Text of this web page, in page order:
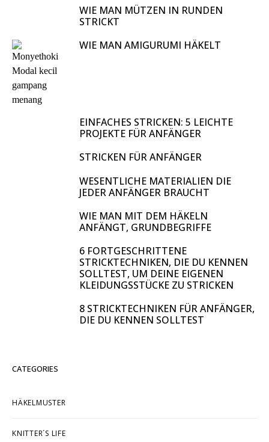
WIE MAN MÜTZEN IN RUNDEN
STRICKT
WIE MAN AMIGURUMI HÄKELT
EINFACHES STRICKEN: 5 LEICHTE
PROJEKTE FÜR ANFÄNGER
STRICKEN FÜR ANFÄNGER
WESENTLICHE MATERIALIEN DIE
JEDER ANFÄNGER BRAUCHT
WIE MAN MIT DEM HÄKELN
ANFÄNGT, GRUNDBEGRIFFE
6 FORTGESCHRITTENE
STRICKTECHNIKEN, DIE DU KENNEN
SOLLTEST, UM DEINE EIGENEN
KLEIDUNGSSTÜCKE ZU STRICKEN
8 STRICKTECHNIKEN FÜR ANFÄNGER,
DIE DU KENNEN SOLLTEST
CATEGORIES
HÄKELMUSTER
KNITTER´S LIFE